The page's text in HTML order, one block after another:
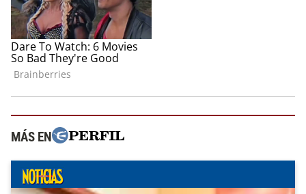
MÁS EN